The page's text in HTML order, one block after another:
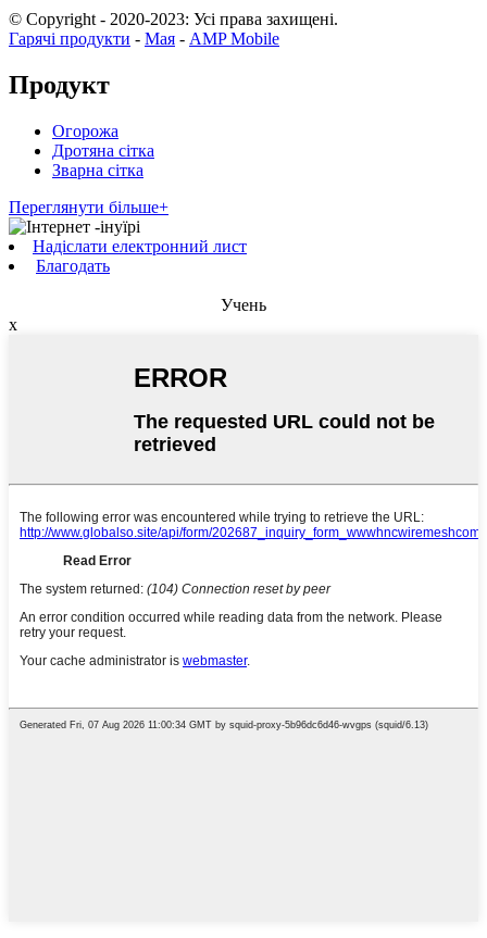
© Copyright - 2020-2023: Усі права захищені.
Гарячі продукти - Мая - AMP Mobile
Продукт
Огорожа
Дротяна сітка
Зварна сітка
Переглянути більше+
Надіслати електронний лист
Благодать
Учень
x